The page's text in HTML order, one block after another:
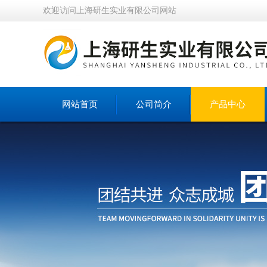
欢迎访问上海研生实业有限公司网站
网站首页 公司简介 产品中心